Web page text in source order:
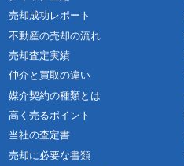
売却成功レポート
不動産の売却の流れ
売却査定実績
仲介と買取の違い
媒介契約の種類とは
高く売るポイント
当社の査定書
売却に必要な書類